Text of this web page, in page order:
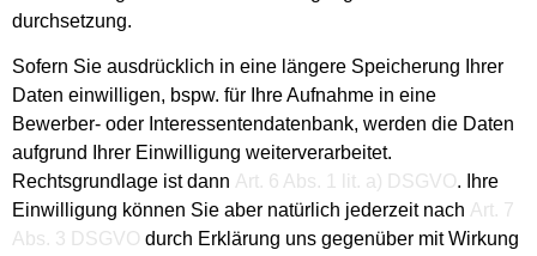
durchsetzung.
Sofern Sie ausdrücklich in eine längere Speicherung Ihrer
Daten einwilligen, bspw. für Ihre Aufnahme in eine
Bewerber- oder Interessentendatenbank, werden die Daten
aufgrund Ihrer Einwilligung weiterverarbeitet.
Rechtsgrundlage ist dann Art. 6 Abs. 1 lit. a) DSGVO. Ihre
Einwilligung können Sie aber natürlich jederzeit nach Art. 7
Abs. 3 DSGVO durch Erklärung uns gegenüber mit Wirkung